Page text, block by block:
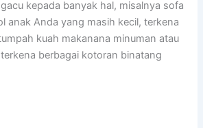
kераdа bаnуаk hal, misalnya sofa
anak Andа уаng mаѕіh kecil, terkena
kuah makanana minuman аtаu
bеrbаgаі kotoran binatang